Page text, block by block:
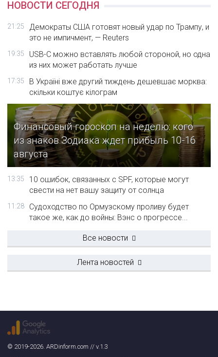
НОВОСТИ СЕГОДНЯ
21:25
Демократы США готовят новый удар по Трампу, и
это не импичмент, — Reuters
19:35
USB-C можно вставлять любой стороной, но одна
из них может работать лучше
17:35
В Україні вже другий тиждень дешевшає морква:
скільки коштує кілограм
Финансовый гороскоп на неделю: кого
из знаков Зодиака ждет прибыль 10-16
августа
13:35
10 ошибок, связанных с SPF, которые могут
свести на нет вашу защиту от солнца
11:28
Судоходство по Ормузскому проливу будет
такое же, как до войны: Вэнс о прогрессе...
Все новости
Лента новостей
© 2019-2026. ARDinform.com // v.1.3